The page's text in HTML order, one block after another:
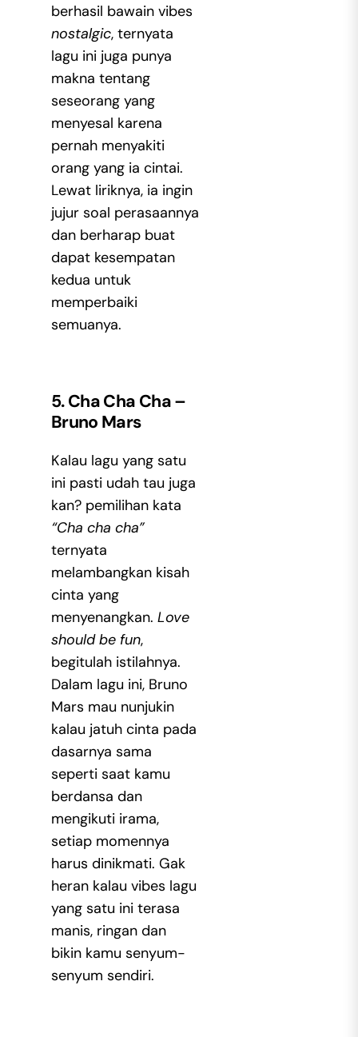
berhasil bawain vibes
nostalgic, ternyata
lagu ini juga punya
makna tentang
seseorang yang
menyesal karena
pernah menyakiti
orang yang ia cintai.
Lewat liriknya, ia ingin
jujur soal perasaannya
dan berharap buat
dapat kesempatan
kedua untuk
memperbaiki
semuanya.
5. Cha Cha Cha –
Bruno Mars
Kalau lagu yang satu
ini pasti udah tau juga
kan? pemilihan kata
“Cha cha cha”
ternyata
melambangkan kisah
cinta yang
menyenangkan. Love
should be fun,
begitulah istilahnya.
Dalam lagu ini, Bruno
Mars mau nunjukin
kalau jatuh cinta pada
dasarnya sama
seperti saat kamu
berdansa dan
mengikuti irama,
setiap momennya
harus dinikmati. Gak
heran kalau vibes lagu
yang satu ini terasa
manis, ringan dan
bikin kamu senyum-
senyum sendiri.